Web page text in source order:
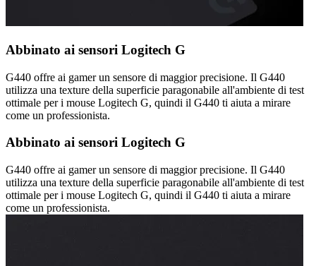
Abbinato ai sensori Logitech G
G440 offre ai gamer un sensore di maggior precisione. Il G440
utilizza una texture della superficie paragonabile all'ambiente di test
ottimale per i mouse Logitech G, quindi il G440 ti aiuta a mirare
come un professionista.
Abbinato ai sensori Logitech G
G440 offre ai gamer un sensore di maggior precisione. Il G440
utilizza una texture della superficie paragonabile all'ambiente di test
ottimale per i mouse Logitech G, quindi il G440 ti aiuta a mirare
come un professionista.